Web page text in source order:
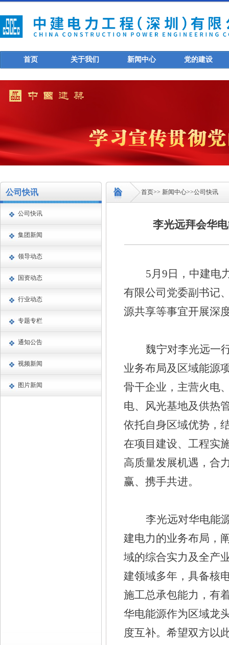
首页 关于我们 新闻中心 党的建设
公司快讯
公司快讯
集团新闻
领导动态
国资动态
行业动态
专题专栏
通知公告
视频新闻
图片新闻
首页>> 新闻中心>>公司快讯
李光远拜会华
5月9日，中建电
有限公司党委副书记
源共享等事宜开展深
魏宁对李光远一
业务布局及区域能源
骨干企业，主营火电
电、风光基地及供热
依托自身区域优势，
在项目建设、工程实
高质量发展机遇，合
赢、携手共进。
李光远对华电能
建电力的业务布局，
域的综合实力及全产
建领域多年，具备核
施工总承包能力，有
华电能源作为区域龙
度互补。希望双方以